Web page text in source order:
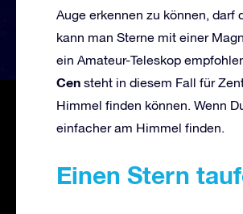
Auge erkennen zu können,
kann man Sterne mit einer
ein Amateur-Teleskop
Cen steht in diesem Fall für
Himmel finden können. Wenn
einfacher am Himmel finden.
Einen Stern